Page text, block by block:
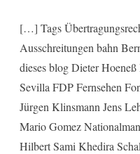
[…] Tags
Ausschreitungen bahn
dieses blog Dieter
Sevilla FDP Fernsehen
Jürgen Klinsmann Jens
Mario Gomez
Hilbert Sami Khedira